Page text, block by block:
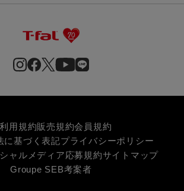
用規約販売規約会員規約
に基づく表記プライバシーポリシー
ャルメディア応募規約サイトマップ
Groupe SEB考案者